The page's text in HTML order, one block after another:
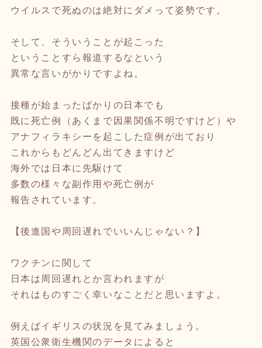
ウイルスで死ぬのは絶対にダメって姿勢です。
そして、そういうことが起こった
ということすら報道するなという
異常な言いがかりですよね。
接種が始まったばかりの日本でも
既に死亡例（あくまで因果関係不明ですけど）や
アナフィラキシーを起こした症例が出ており
これからもどんどん出てきますけど
海外では日本に先駆けて
多数の様々な副作用や死亡例が
報告されています。
【後進国や周回遅れでいいんじゃない？】
ワクチンに関して
日本は周回遅れとか言われますが
それはものすごく幸いなことだと思いますよ。
例えばイギリスの状況を見てみましょう。
英国公衆衛生機関のデータによると